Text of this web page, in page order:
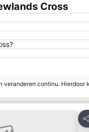
Cross
continu.
favorieten